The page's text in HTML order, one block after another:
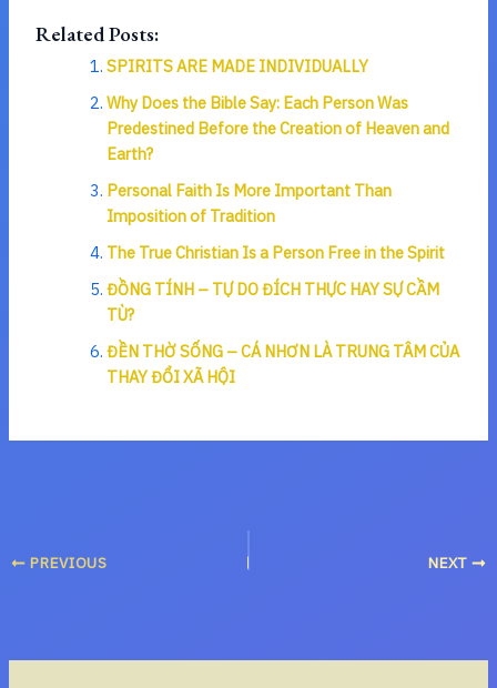
Related Posts:
SPIRITS ARE MADE INDIVIDUALLY
Why Does the Bible Say: Each Person Was
Predestined Before the Creation of Heaven and
Earth?
Personal Faith Is More Important Than
Imposition of Tradition
The True Christian Is a Person Free in the Spirit
ĐỒNG TÍNH – TỰ DO ĐÍCH THỰC HAY SỰ CẦM
TÙ?
ĐỀN THỜ SỐNG – CÁ NHƠN LÀ TRUNG TÂM CỦA
THAY ĐỔI XÃ HỘI
PREVIOUS NEXT